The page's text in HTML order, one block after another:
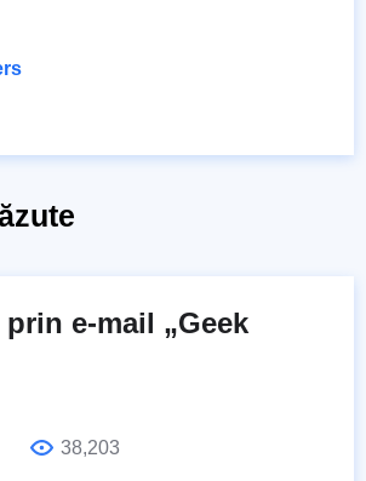
e-mail „Geek
38,203